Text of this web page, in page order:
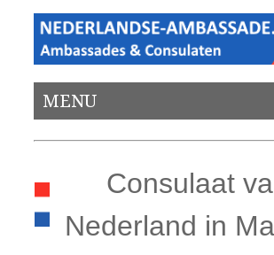
MENU
Consulaat
Nederland in